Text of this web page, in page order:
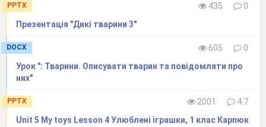
PPTX 435
0
Презентація "Дикі тварини 3"
DOCX 605
0
Урок ": Тварини. Описувати тварин та повідомляти про
них"
PPTX 2001
4.7
Unit 5 My toys Lesson 4 Улюблені іграшки, 1 клас Карпюк